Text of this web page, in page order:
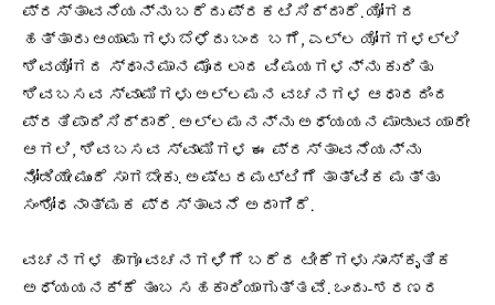
ಪ್ರಸ್ತಾವನೆಯನ್ನು ಬರೆದು ಪ್ರಕಟಿಸಿದ್ದಾರೆ. ಯೋಗದ
ಹತ್ತಾರು ಆಯಾಮಗಳು ಬೆಳೆದು ಬಂದ ಬಗೆ, ಎಲ್ಲ ಯೋಗಗಳಲ್ಲಿ
ಶಿವಯೋಗದ ಸ್ಥಾನಮಾನ ಮೊದಲಾದ ವಿಷಯಗಳನ್ನು ಕುರಿತು
ಶಿವಬಸವ ಸ್ವಾಮಿಗಳು ಅಲ್ಲಮನ ವಚನಗಳ ಆಧಾರದಿಂದ
ಪ್ರತಿಪಾದಿಸಿದ್ದಾರೆ. ಅಲ್ಲಮನನ್ನು ಅಧ್ಯಯನ ಮಾಡುವ ಯಾರೇ
ಆಗಲಿ, ಶಿವಬಸವ ಸ್ವಾಮಿಗಳ ಈ ಪ್ರಸ್ತಾವನೆಯನ್ನು
ನೋಡಿಯೇ ಮುಂದೆ ಸಾಗಬೇಕು. ಅಷ್ಟರಮಟ್ಟಿಗೆ ತಾತ್ವಿಕ ಮತ್ತು
ಸಂಶೋಧನಾತ್ಮಕ ಪ್ರಸ್ತಾವನೆ ಅದಾಗಿದೆ.
ವಚನಗಳ ಹಾಗೂ ವಚನಗಳಿಗೆ ಬರೆದ ಟೀಕೆಗಳು ಸಾಂಸ್ಕೃತಿಕ
ಅಧ್ಯಯನಕ್ಕೆ ತುಂಬ ಸಹಕಾರಿಯಾಗುತ್ತವೆ. ಒಂದು-ಶರಣರ